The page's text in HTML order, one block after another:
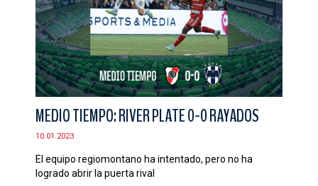
MEDIO TIEMPO: RIVER PLATE 0-0 RAYADOS
10.01.2023
El equipo regiomontano ha intentado, pero no ha
logrado abrir la puerta rival